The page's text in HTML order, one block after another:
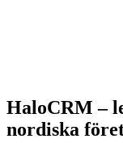
HaloCRM –
nordiska